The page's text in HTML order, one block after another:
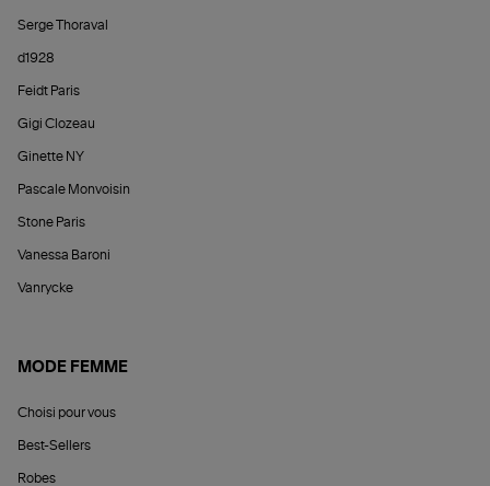
Serge Thoraval
d1928
Feidt Paris
Gigi Clozeau
Ginette NY
Pascale Monvoisin
Stone Paris
Vanessa Baroni
Vanrycke
MODE FEMME
Choisi pour vous
Best-Sellers
Robes